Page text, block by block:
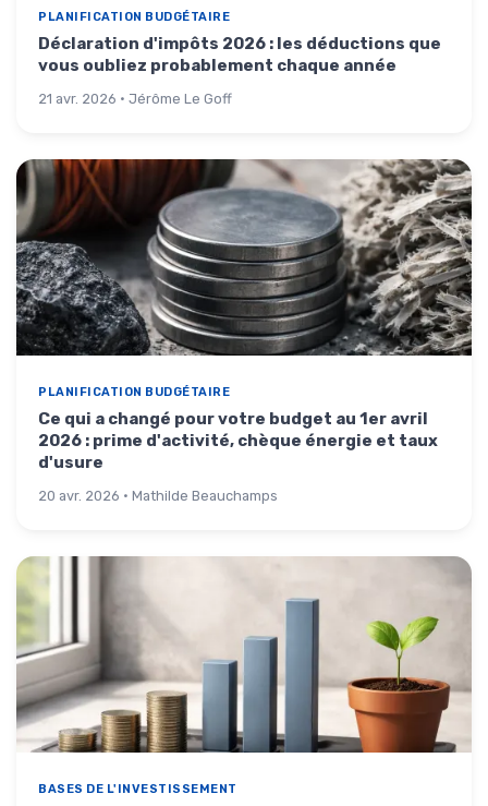
PLANIFICATION BUDGÉTAIRE
Déclaration d'impôts 2026 : les déductions que
vous oubliez probablement chaque année
21 avr. 2026 · Jérôme Le Goff
PLANIFICATION BUDGÉTAIRE
Ce qui a changé pour votre budget au 1er avril
2026 : prime d'activité, chèque énergie et taux
d'usure
20 avr. 2026 · Mathilde Beauchamps
BASES DE L'INVESTISSEMENT